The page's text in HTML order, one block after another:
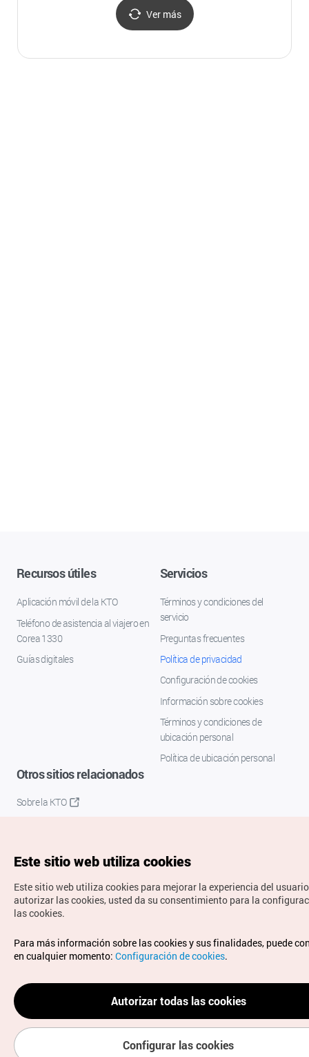
Ver más
Recursos útiles
Aplicación móvil de la KTO
Teléfono de asistencia al viajero en
Corea 1330
Guías digitales
Servicios
Términos y condiciones del
servicio
Preguntas frecuentes
Política de privacidad
Configuración de cookies
Información sobre cookies
Términos y condiciones de
ubicación personal
Política de ubicación personal
Otros sitios relacionados
Sobre la KTO
Copyrights © Organización de Turismo de Corea. Todos los
derechos reservados.
Para informes de errores y cuestiones relacionadas con el
sitio web, dirija sus consultas al correoelectrónico oficial:
spanish@knto.or.kr
Este sitio web utiliza cookies
Este sitio web utiliza cookies para mejorar la experiencia del
autorizar las cookies, usted da su consentimiento para la
las cookies.
Para más información sobre las cookies y sus finalidades, puede
en cualquier momento: Configuración de cookies.
Autorizar todas las cookies
Configurar las cookies